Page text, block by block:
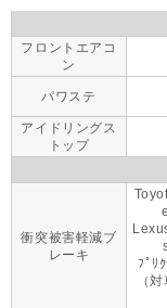
フロントエアコ
ン
パワステ
アイドリングス
トップ
衝突被害軽減ブ
レーキ
ﾌﾟﾘ
（